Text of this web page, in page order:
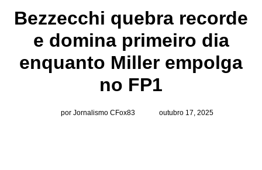
Bezzecchi quebra recorde
e domina primeiro dia
enquanto Miller empolga
no FP1
por Jornalismo CFox83 outubro 17, 2025